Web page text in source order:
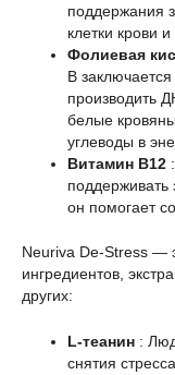
поддержания
клетки крови
Фолиевая
B
производить
белые
углеводы в
Витамин B12
поддерживать
он помогает
Neuriva De-Stress —
ингредиентов,
других:
L-теанин :
снятия